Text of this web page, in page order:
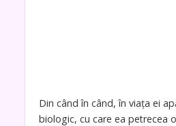
Din când în când, în viața ei
biologic, cu care ea petrecea